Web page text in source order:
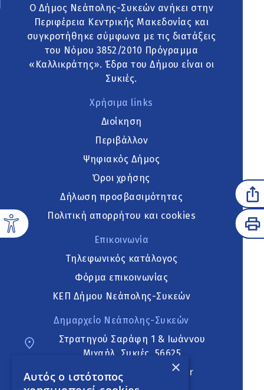
Ο Δήμος Νεάπολης-Συκεών ανήκει στην
Περιφέρεια Κεντρικής Μακεδονίας και
συγκροτήθηκε σύμφωνα με τις διατάξεις
του Νόμου 3852/2010 Πρόγραμμα
«Καλλικράτης». Έδρα του Δήμου είναι οι
Συκιές.
Χρήσιμα links
Διοίκηση
Περιβάλλον
Ψηφιακός Δήμος
Όροι χρήσης
Δήλωση προσβασιμότητας
Πολιτική απορρήτου και cookies
Επικοινωνία
Τηλεφωνικός κατάλογος
Φόρμα επικοινωνίας
ΚΕΠ Δήμου Νεάπολης-Συκεών
Δημαρχείο Νεάπολης-Συκεών
Στρατηγού Σαράφη 1 & Ιωάννου
Μιχαήλ, Συκιές, 56625
neapoli.sykies@ddt.gov.gr
×
Αυτός ο ιστότοπος